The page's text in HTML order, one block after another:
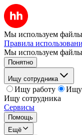
Мы используем файлы
Правила
Мы используем
Понятно
Ищу сотрудника
Ищу работу
Ищу
Ищу сотрудника
Сервисы
Помощь
Ещё